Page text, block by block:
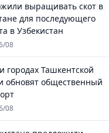
выращивать скот в
для последующего
в Узбекистан
08
городах Ташкентской
обновят общественный
08